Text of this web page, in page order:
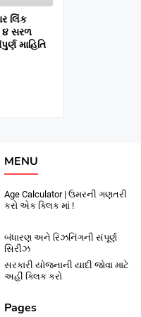
લિંક
૪ સરળ
માહિતિ
MENU
Age Calculator | ઉમરની ગણતરી
કરો એક ક્લિક માં !
બંધારણ અને રિઝનિંગની સંપૂર્ણ
સિરીઝ
સરકારી યોજનાની યાદી જોવા માટે
અહીં ક્લિક કરો
Pages